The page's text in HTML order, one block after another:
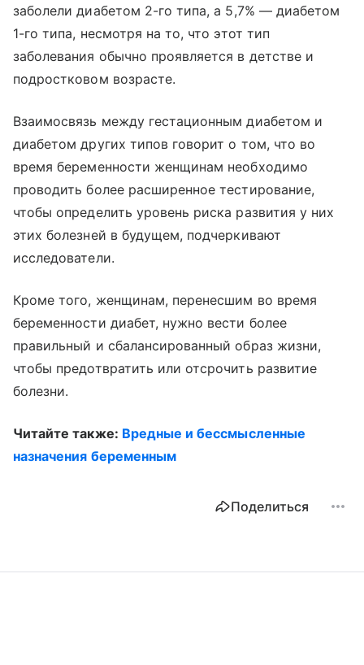
заболели диабетом 2-го типа, а 5,7% — диабетом
1-го типа, несмотря на то, что этот тип
заболевания обычно проявляется в детстве и
подростковом возрасте.
Взаимосвязь между гестационным диабетом и
диабетом других типов говорит о том, что во
время беременности женщинам необходимо
проводить более расширенное тестирование,
чтобы определить уровень риска развития у них
этих болезней в будущем, подчеркивают
исследователи.
Кроме того, женщинам, перенесшим во время
беременности диабет, нужно вести более
правильный и сбалансированный образ жизни,
чтобы предотвратить или отсрочить развитие
болезни.
Читайте также: Вредные и бессмысленные
назначения беременным
Поделиться